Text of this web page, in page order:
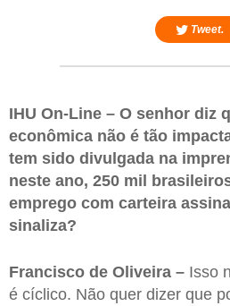
Tweet.
IHU On-Line – O senhor diz
econômica não é tão
tem sido divulgada na
neste ano, 250 mil
emprego com carteira
sinaliza?
Francisco de Oliveira – Isso
é cíclico. Não quer dizer que